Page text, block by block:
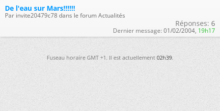
De l'eau sur Mars!!!!!!
Par invite20479c78 dans le forum Actualités
Réponses: 6
Dernier message: 01/02/2004, 19h17
Fuseau horaire GMT +1. Il est actuellement02h39.